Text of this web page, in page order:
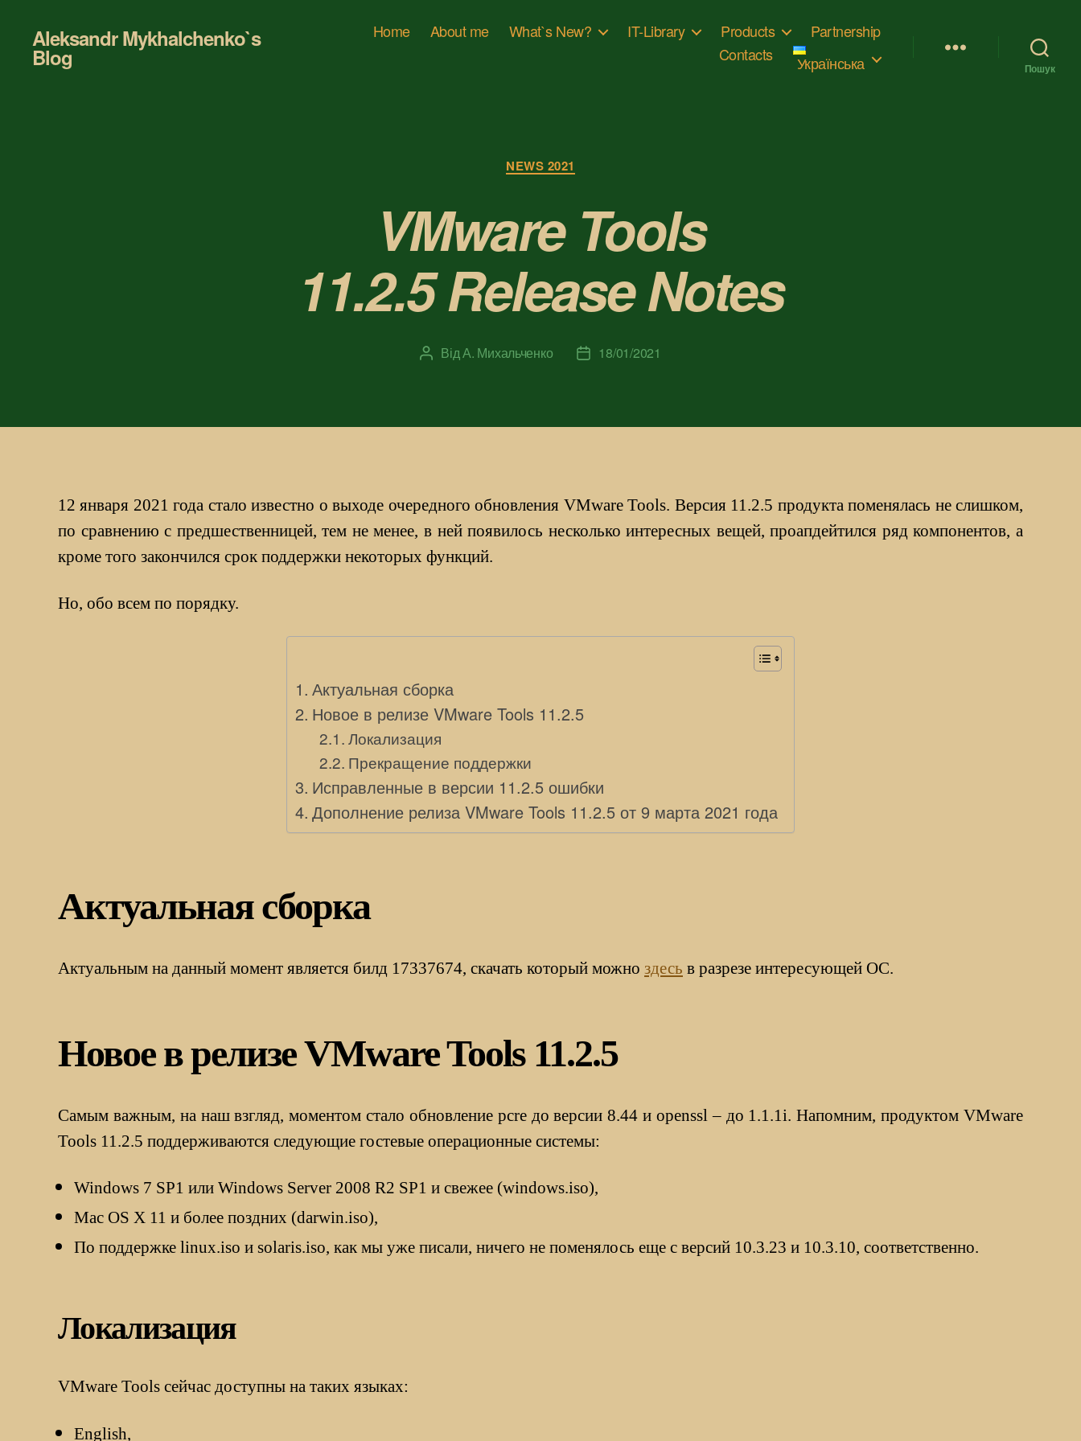
Aleksandr Mykhalchenko`s
Blog
Home About me What`s New? IT-Library Products
Partnership
Contacts
Українська Пошук
Категорії
NEWS 2021
VMware Tools
11.2.5 Release Notes
Автор
ВідА. Михальченко
Дата18/01/2021
12 января 2021 года стало известно о выходе очередного обновления VMware Tools. Версия 11.2.5 продукта поменялась не слишком,
по сравнению с предшественницей, тем не менее, в ней появилось несколько интересных вещей, проапдейтился ряд компонентов, а
кроме того закончился срок поддержки некоторых функций.
Но, обо всем по порядку.
Актуальная сборка
Новое в релизе VMware Tools 11.2.5
Локализация
Прекращение поддержки
Исправленные в версии 11.2.5 ошибки
Дополнение релиза VMware Tools 11.2.5 от 9 марта 2021 года
Актуальная сборка
Актуальным на данный момент является билд 17337674, скачать который можно здесь в разрезе интересующей ОС.
Новое в релизе VMware Tools 11.2.5
Самым важным, на наш взгляд, моментом стало обновление pcre до версии 8.44 и openssl – до 1.1.1i. Напомним, продуктом VMware
Tools 11.2.5 поддерживаются следующие гостевые операционные системы:
Windows 7 SP1 или Windows Server 2008 R2 SP1 и свежее (windows.iso),
Mac OS X 11 и более поздних (darwin.iso),
По поддержке linux.iso и solaris.iso, как мы уже писали, ничего не поменялось еще с версий 10.3.23 и 10.3.10, соответственно.
Локализация
VMware Tools сейчас доступны на таких языках:
English,